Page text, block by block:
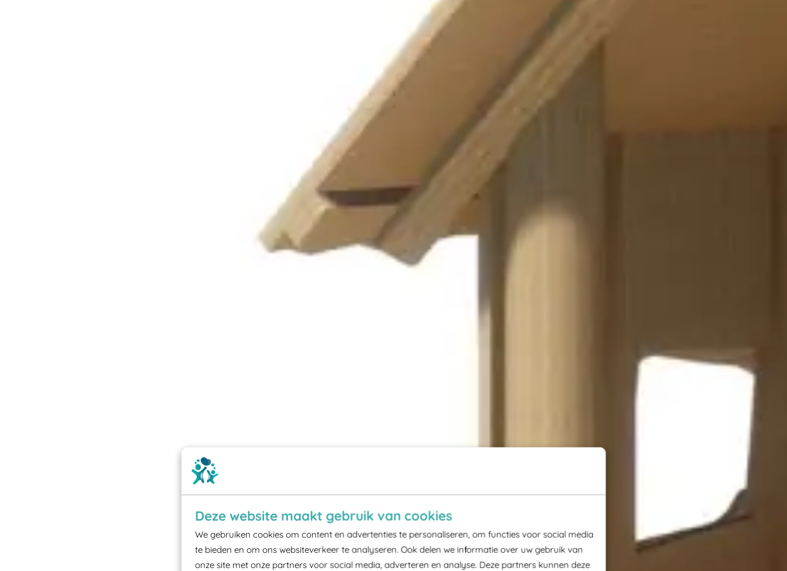
Deze website maakt gebruik van cookies
We gebruiken cookies om content en advertenties te personaliseren, om functies voor social media
te bieden en om ons websiteverkeer te analyseren. Ook delen we informatie over uw gebruik van
onze site met onze partners voor social media, adverteren en analyse. Deze partners kunnen deze